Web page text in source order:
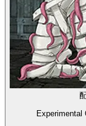
Experimental